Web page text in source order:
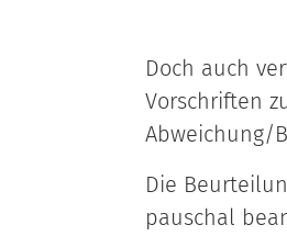
Doch auch
Vorschriften
Abweichung/
Die
pauschal